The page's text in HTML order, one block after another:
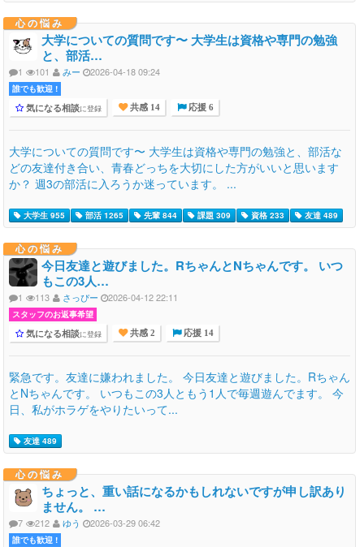
心の悩み
大学についての質問です〜 大学生は資格や専門の勉強
と、部活…
1 101 みー 2026-04-18 09:24
誰でも歓迎 !
気になる相談に登録 共感 14 応援 6
大学についての質問です〜 大学生は資格や専門の勉強と、部活な
どの友達付き合い、青春どっちを大切にした方がいいと思います
か？ 週3の部活に入ろうか迷っています。 ...
大学生 955 部活 1265 先輩 844 課題 309 資格 233 友達 489
心の悩み
今日友達と遊びました。RちゃんとNちゃんです。 いつ
もこの3人…
1 113 さっぴー 2026-04-12 22:11
スタッフのお返事希望
気になる相談に登録 共感 2 応援 14
緊急です。友達に嫌われました。 今日友達と遊びました。Rちゃん
とNちゃんです。 いつもこの3人ともう1人で毎週遊んでます。 今
日、私がホラゲをやりたいって...
友達 489
心の悩み
ちょっと、重い話になるかもしれないですが申し訳あり
ません。 …
7 212 ゆう 2026-03-29 06:42
誰でも歓迎 !